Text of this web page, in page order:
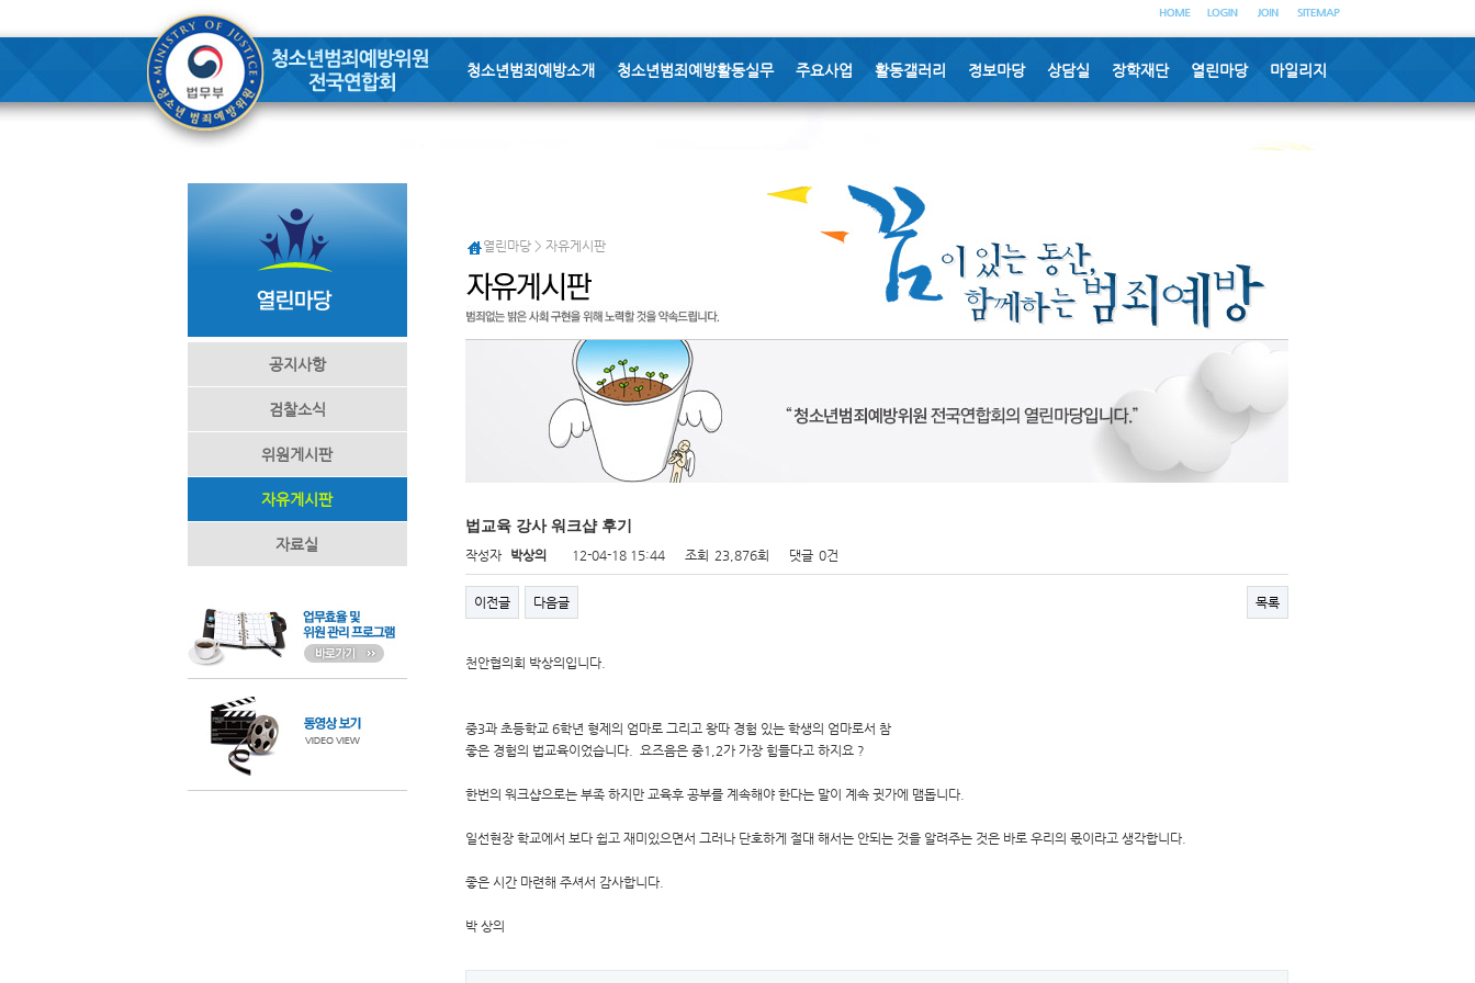
청소년범죄예방소개 청소년범죄예방활동실무 주요사업 활동갤러리 정보마당 상담실 장학재단 열린마당 마일리지
공지사항
검찰소식
위원게시판
자유게시판
자료실
열린마당 > 자유게시판
법교육 강사 워크샵 후기
작성자 박상의 12-04-18 15:44 조회 23,876회 댓글 0건
이전글 다음글 목록
천안협의회 박상의입니다.
중3과 초등학교 6학년 형제의 엄마로 그리고 왕따 경험 있는 학생의 엄마로서 참
좋은 경험의 법교육이었습니다. 요즈음은 중1,2가 가장 힘들다고 하지요 ?
한번의 워크샵으로는 부족 하지만 교육후 공부를 계속해야 한다는 말이 계속 귓가에 맴돕니다.
일선현장 학교에서 보다 쉽고 재미있으면서 그러나 단호하게 절대 해서는 안되는 것을 알려주는 것은 바로 우리의 몫이라고 생각합니다.
좋은 시간 마련해 주셔서 감사합니다.
박 상의